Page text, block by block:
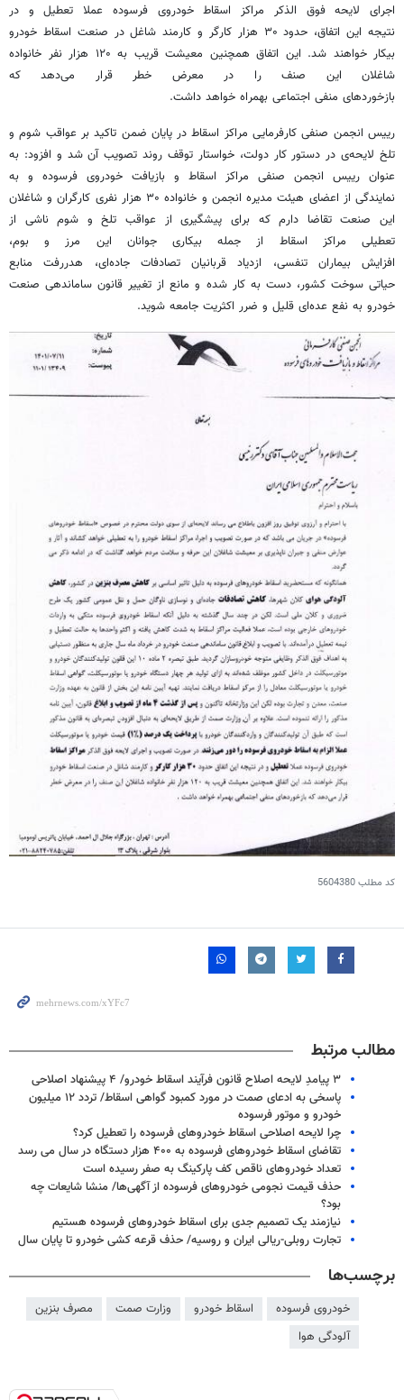
اجرای لایحه فوق الذکر مراکز اسقاط خودروی فرسوده عملا تعطیل و در
نتیجه این اتفاق، حدود ۳۰ هزار کارگر و کارمند شاغل در صنعت اسقاط خودرو
بیکار خواهند شد. این اتفاق همچنین معیشت قریب به ۱۲۰ هزار نفر خانواده
شاغلان این صنف را در معرض خطر قرار می‌دهد که
بازخوردهای منفی اجتماعی بهمراه خواهد داشت.
رییس انجمن صنفی کارفرمایی مراکز اسقاط در پایان ضمن تاکید بر عواقب شوم و
تلخ لایحه‌ی در دستور کار دولت، خواستار توقف روند تصویب آن شد و افزود: به
عنوان رییس انجمن صنفی مراکز اسقاط و بازیافت خودروی فرسوده و به
نمایندگی از اعضای هیئت مدیره انجمن و خانواده ۳۰ هزار نفری کارگران و شاغلان
این صنعت تقاضا دارم که برای پیشگیری از عواقب تلخ و شوم ناشی از
تعطیلی مراکز اسقاط از جمله بیکاری جوانان این مرز و بوم،
افزایش بیماران تنفسی، ازدیاد قربانیان تصادفات جاده‌ای، هدررفت منابع
حیاتی سوخت کشور، دست به کار شده و مانع از تغییر قانون ساماندهی صنعت
خودرو به نفع عده‌ای قلیل و ضرر اکثریت جامعه شوید.
کد مطلب5604380
مطالب مرتبط
۳ پیامدِ لایحه اصلاح قانون فرآیند اسقاط خودرو/ ۴ پیشنهاد اصلاحی
پاسخی به ادعای صمت در مورد کمبود گواهی اسقاط/ تردد ۱۲ میلیون
خودرو و موتور فرسوده
چرا لایحه اصلاحی اسقاط خودروهای فرسوده‌ را تعطیل کرد؟
تقاضای اسقاط خودروهای فرسوده به ۴۰۰ هزار دستگاه در سال می رسد
تعداد خودروهای ناقص کف پارکینگ به صفر رسیده است
حذف قیمت نجومی خودروهای فرسوده از آگهی‌ها/ منشا شایعات چه
بود؟
نیازمند یک تصمیم جدی برای اسقاط خودروهای فرسوده هستیم
تجارت روبلی-ریالی ایران و روسیه/ حذف قرعه کشی خودرو تا پایان سال
برچسب‌ها
خودروی فرسوده اسقاط خودرو وزارت صمت
مصرف بنزین
آلودگی هوا